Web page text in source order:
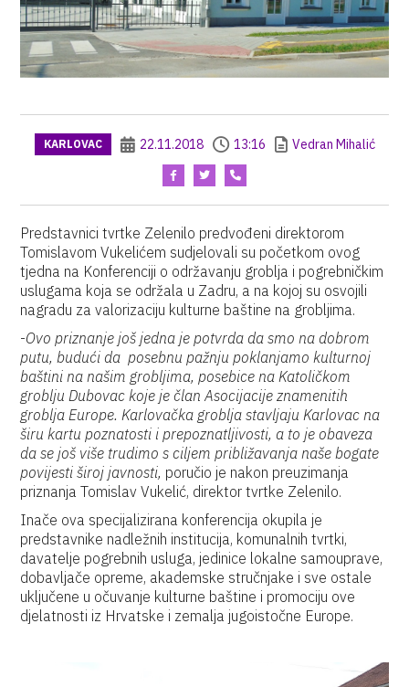
KARLOVAC 22.11.2018 13:16 Vedran Mihalić
Predstavnici tvrtke Zelenilo predvođeni direktorom
Tomislavom Vukelićem sudjelovali su početkom ovog
tjedna na Konferenciji o održavanju groblja i pogrebničkim
uslugama koja se održala u Zadru, a na kojoj su osvojili
nagradu za valorizaciju kulturne baštine na grobljima.
-Ovo priznanje još jedna je potvrda da smo na dobrom
putu, budući da posebnu pažnju poklanjamo kulturnoj
baštini na našim grobljima, posebice na Katoličkom
groblju Dubovac koje je član Asocijacije znamenitih
groblja Europe. Karlovačka groblja stavljaju Karlovac na
širu kartu poznatosti i prepoznatljivosti, a to je obaveza
da se još više trudimo s ciljem približavanja naše bogate
povijesti široj javnosti, poručio je nakon preuzimanja
priznanja Tomislav Vukelić, direktor tvrtke Zelenilo.
Inače ova specijalizirana konferencija okupila je
predstavnike nadležnih institucija, komunalnih tvrtki,
davatelje pogrebnih usluga, jedinice lokalne samouprave,
dobavljače opreme, akademske stručnjake i sve ostale
uključene u očuvanje kulturne baštine i promociju ove
djelatnosti iz Hrvatske i zemalja jugoistočne Europe.